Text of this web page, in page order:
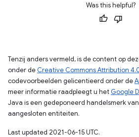
Was this helpful?
Tenzij anders vermeld, is de content op
onder de Creative Commons Attribution
codevoorbeelden gelicentieerd onder de
meer informatie raadpleegt u het Google
Java is een gedeponeerd handelsmerk
aangesloten entiteiten.
Last updated 2021-06-15 UTC.